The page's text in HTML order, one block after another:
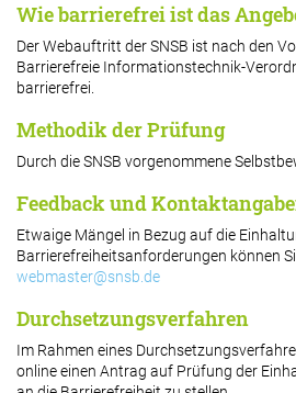
Wie barrierefrei ist das
Der Webauftritt der SNSB ist nach den
Barrierefreie Informationstechnik-
barrierefrei.
Methodik der Prüfung
Durch die SNSB vorgenommene
Feedback und
Etwaige Mängel in Bezug auf die
Barrierefreiheitsanforderungen können
webmaster@snsb.de
Durchsetzungsverfahren
Im Rahmen eines
online einen Antrag auf Prüfung der